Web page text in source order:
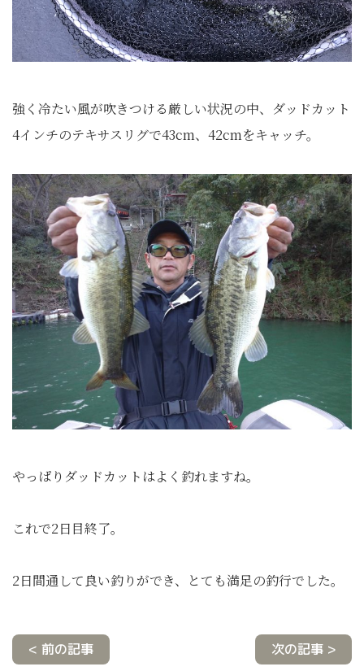
強く冷たい風が吹きつける厳しい状況の中、ダッドカット
4インチのテキサスリグで43cm、42cmをキャッチ。
やっぱりダッドカットはよく釣れますね。
これで2日目終了。
2日間通して良い釣りができ、とても満足の釣行でした。
< 前の記事 次の記事 >